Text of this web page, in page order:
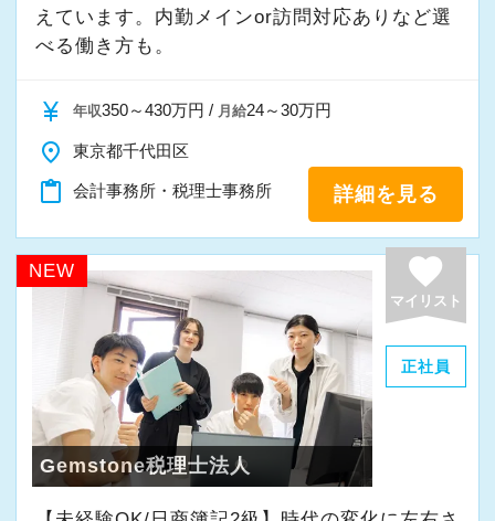
・納得後に選考へ進めます
・入社時期は柔軟に対応
まずはカジュアル面談からでも歓迎です
「応募する」からお気軽にご連絡ください。
えています。内勤メインor訪問対応ありなど選
べる働き方も。
currency_yen 年収350～430万円 / 月給24～30万円
place 東京都千代田区
content_paste 会計事務所・税理士事務所 詳細を見る
NEW favorite
マイリスト
正社員
Gemstone税理士法人